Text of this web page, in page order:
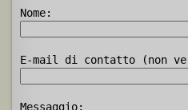
Nome:
E-mail di contatto (non
Messaggio: